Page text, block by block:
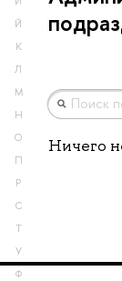
Й
К
Л
М
Н
О
П
Р
С
Т
У
Ф
Ничего